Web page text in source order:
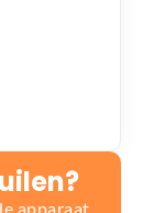
apparaat